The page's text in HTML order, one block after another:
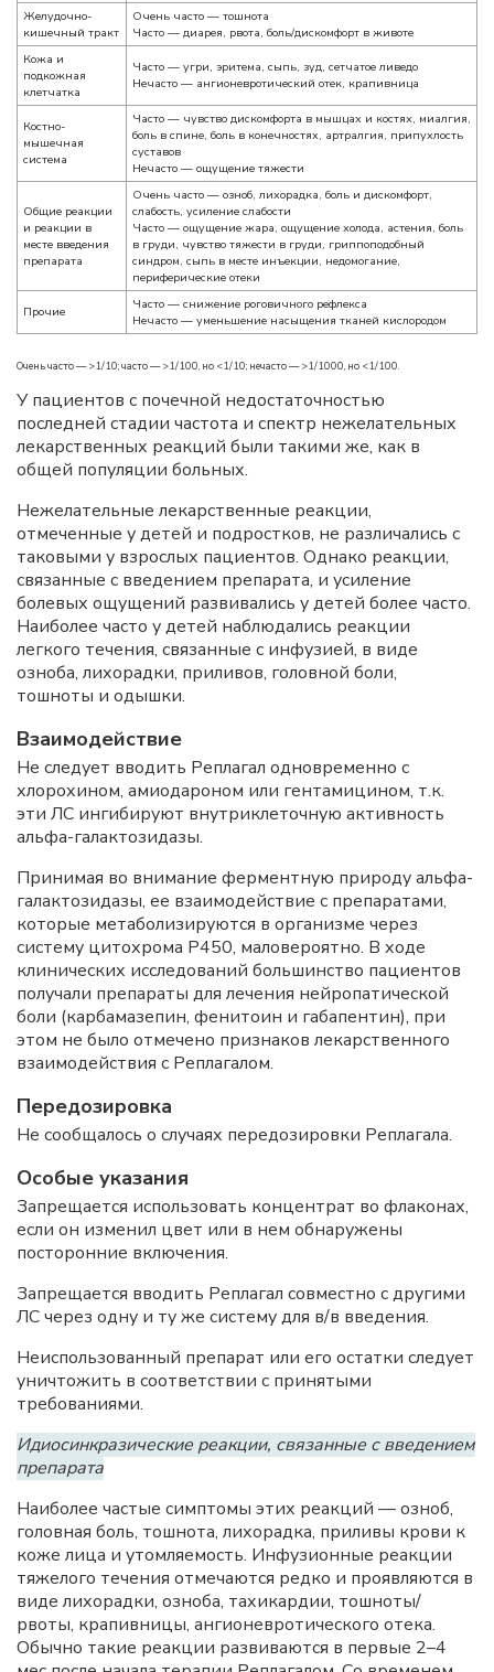
Желудочно-
кишечный тракт
Очень часто — тошнота
Часто — диарея, рвота, боль/дискомфорт в животе
Кожа и
подкожная
клетчатка
Часто — угри, эритема, сыпь, зуд, сетчатое ливедо
Нечасто — ангионевротический отек, крапивница
Костно-
мышечная
система
Часто — чувство дискомфорта в мышцах и костях, миалгия,
боль в спине, боль в конечностях, артралгия, припухлость
суставов
Нечасто — ощущение тяжести
Общие реакции
и реакции в
месте введения
препарата
Очень часто — озноб, лихорадка, боль и дискомфорт,
слабость, усиление слабости
Часто — ощущение жара, ощущение холода, астения, боль
в груди, чувство тяжести в груди, гриппоподобный
синдром, сыпь в месте инъекции, недомогание,
периферические отеки
Прочие
Часто — снижение роговичного рефлекса
Нечасто — уменьшение насыщения тканей кислородом
Очень часто — >1/10; часто — >1/100, но <1/10; нечасто — >1/1000, но <1/100.
У пациентов с почечной недостаточностью
последней стадии частота и спектр нежелательных
лекарственных реакций были такими же, как в
общей популяции больных.
Нежелательные лекарственные реакции,
отмеченные у детей и подростков, не различались с
таковыми у взрослых пациентов. Однако реакции,
связанные с введением препарата, и усиление
болевых ощущений развивались у детей более часто.
Наиболее часто у детей наблюдались реакции
легкого течения, связанные с инфузией, в виде
озноба, лихорадки, приливов, головной боли,
тошноты и одышки.
Взаимодействие
Не следует вводить Реплагал одновременно с
хлорохином, амиодароном или гентамицином, т.к.
эти ЛС ингибируют внутриклеточную активность
альфа-галактозидазы.
Принимая во внимание ферментную природу альфа-
галактозидазы, ее взаимодействие с препаратами,
которые метаболизируются в организме через
систему цитохрома Р450, маловероятно. В ходе
клинических исследований большинство пациентов
получали препараты для лечения нейропатической
боли (карбамазепин, фенитоин и габапентин), при
этом не было отмечено признаков лекарственного
взаимодействия с Реплагалом.
Передозировка
Не сообщалось о случаях передозировки Реплагала.
Особые указания
Запрещается использовать концентрат во флаконах,
если он изменил цвет или в нем обнаружены
посторонние включения.
Запрещается вводить Реплагал совместно с другими
ЛС через одну и ту же систему для в/в введения.
Неиспользованный препарат или его остатки следует
уничтожить в соответствии с принятыми
требованиями.
Идиосинкразические реакции, связанные с введением
препарата
Наиболее частые симптомы этих реакций — озноб,
головная боль, тошнота, лихорадка, приливы крови к
коже лица и утомляемость. Инфузионные реакции
тяжелого течения отмечаются редко и проявляются в
виде лихорадки, озноба, тахикардии, тошноты/
рвоты, крапивницы, ангионевротического отека.
Обычно такие реакции развиваются в первые 2–4